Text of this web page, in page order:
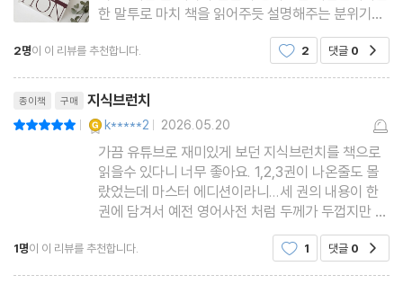
예술 작품에 무제가 많은 이유
인도 영화는 왜 시도 때도 없이 춤을 출까?
일본에 자판기가 유별나게 많은 이유
일본에 유독 경차가 많은 이유
야구는 왜 축구만큼 인기가 없을까?
2부 세계사의 맥락이 읽히기 시작한다
4장 문명의 판도를 뒤바꾼 지리의 힘
한 말투로 마치 책을 읽어주듯 설명해주는 분위기가
참 좋았거든요. 복잡한 이야기들도 부담 없이 들을
수 있어서 좋아했는데 이번에는 ＜지식브런치 마스
는 책으로 만나게 되어
2명이 이 리뷰를 추천합니다. 2 댓글 0
종이책 구매 지식브런치
| k*****2 | 2026.05.20
가끔 유튜브로 재미있게 보던 지식브런치를 책으로
읽을수 있다니 너무 좋아요. 1,2,3권이 나온줄도 몰
랐었는데 마스터 에디션이라니...세 권의 내용이 한
권에 담겨서 예전 영어사전 처럼 두께가 두껍지만 양
장이라 고급스럽고 읽는 재미도 쏠쏠하네요.
1명이 이 리뷰를 추천합니다. 1 댓글 0